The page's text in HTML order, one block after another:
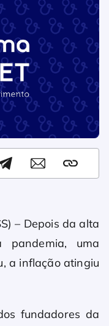
– Depois da alta
uma
a inflação atingiu
fundadores da